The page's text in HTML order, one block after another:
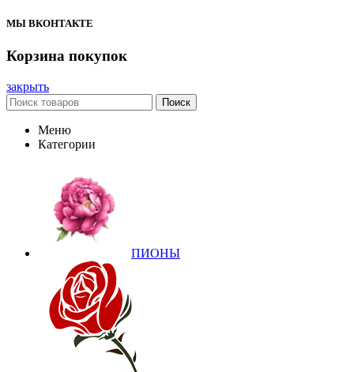
МЫ ВКОНТАКТЕ
Корзина покупок
закрыть
Поиск
Меню
Категории
ПИОНЫ